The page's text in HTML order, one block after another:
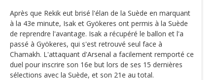
Après que Rekik eut brisé l'élan de la Suède en marquant
à la 43e minute, Isak et Gyökeres ont permis à la Suède
de reprendre l'avantage. Isak a récupéré le ballon et l'a
passé à Gyökeres, qui s'est retrouvé seul face à
Chamakh. L'attaquant d'Arsenal a facilement remporté ce
duel pour inscrire son 16e but lors de ses 15 dernières
sélections avec la Suède, et son 21e au total.